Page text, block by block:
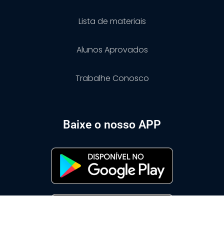
Lista de materiais
Alunos Aprovados
Trabalhe Conosco
Baixe o nosso APP